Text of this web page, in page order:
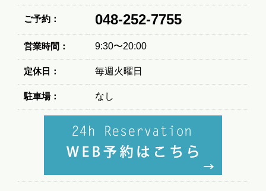
ご予約： 048-252-7755
営業時間： 9:30〜20:00
定休日： 毎週火曜日
駐車場： なし